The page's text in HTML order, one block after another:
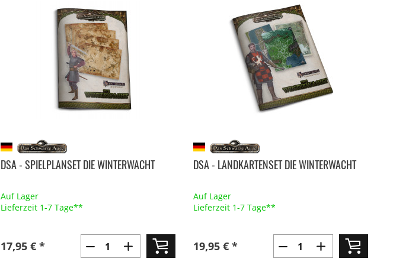
DSA - SPIELPLANSET DIE WINTERWACHT
Auf Lager
Lieferzeit 1-7 Tage**
17,95 € *
DSA - LANDKARTENSET DIE WINTERWACHT
Auf Lager
Lieferzeit 1-7 Tage**
19,95 € *